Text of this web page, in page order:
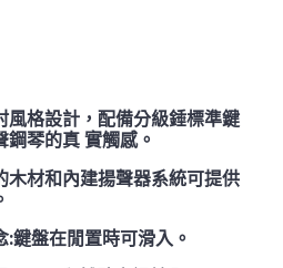
風格設計，配備分級錘標準鍵
琴的真 實觸感。
木材和內建揚聲器系統可提供
:鍵盤在閒置時可滑入。